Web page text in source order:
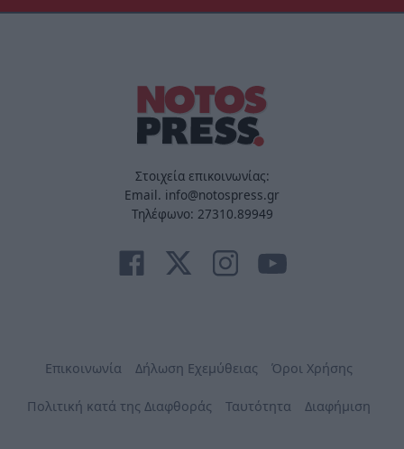
Στοιχεία επικοινωνίας:
Email. info@notospress.gr
Τηλέφωνο: 27310.89949
Επικοινωνία Δήλωση Εχεμύθειας Όροι Χρήσης
Πολιτική κατά της Διαφθοράς Ταυτότητα Διαφήμιση